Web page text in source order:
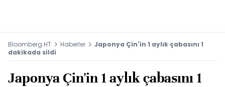
Bloomberg HT Haberler
Japonya Çin'in 1 aylık çabasını 1
dakikada sildi
Japonya Çin'in 1 aylık çabasını 1